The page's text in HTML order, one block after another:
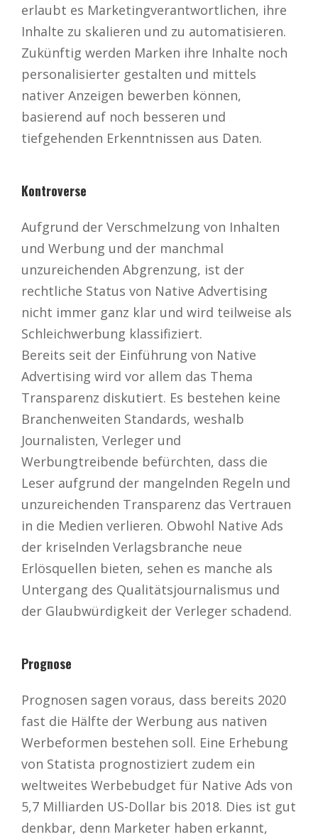
erlaubt es Marketingverantwortlichen, ihre
Inhalte zu skalieren und zu automatisieren.
Zukünftig werden Marken ihre Inhalte noch
personalisierter gestalten und mittels
nativer Anzeigen bewerben können,
basierend auf noch besseren und
tiefgehenden Erkenntnissen aus Daten.
Kontroverse
Aufgrund der Verschmelzung von Inhalten
und Werbung und der manchmal
unzureichenden Abgrenzung, ist der
rechtliche Status von Native Advertising
nicht immer ganz klar und wird teilweise als
Schleichwerbung klassifiziert.
Bereits seit der Einführung von Native
Advertising wird vor allem das Thema
Transparenz diskutiert. Es bestehen keine
Branchenweiten Standards, weshalb
Journalisten, Verleger und
Werbungtreibende befürchten, dass die
Leser aufgrund der mangelnden Regeln und
unzureichenden Transparenz das Vertrauen
in die Medien verlieren. Obwohl Native Ads
der kriselnden Verlagsbranche neue
Erlösquellen bieten, sehen es manche als
Untergang des Qualitätsjournalismus und
der Glaubwürdigkeit der Verleger schadend.
Prognose
Prognosen sagen voraus, dass bereits 2020
fast die Hälfte der Werbung aus nativen
Werbeformen bestehen soll. Eine Erhebung
von Statista prognostiziert zudem ein
weltweites Werbebudget für Native Ads von
5,7 Milliarden US-Dollar bis 2018. Dies ist gut
denkbar, denn Marketer haben erkannt,